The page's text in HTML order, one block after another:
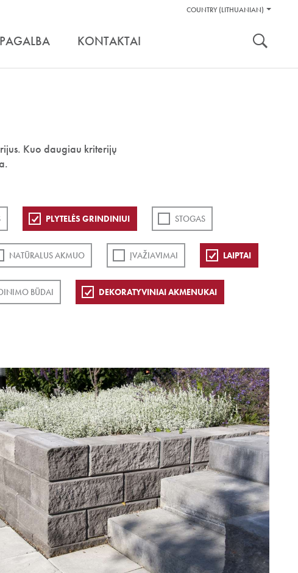
Pagalbos
COUNTRY (LITHUANIAN)
PAGALBA KONTAKTAI
Kuo daugiau kriterijų
PLYTELĖS GRINDINIUI STOGAS
NATŪRALUS AKMUO ĮVAŽIAVIMAI LAIPTAI
BŪDAI DEKORATYVINIAI AKMENUKAI